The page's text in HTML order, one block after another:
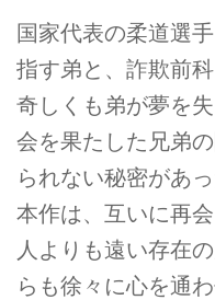
国家代表の柔道選
指す弟と、詐欺前
奇しくも弟が夢を
会を果たした兄弟
られない秘密があ
本作は、互いに再
人よりも遠い存在
らも徐々に心を通